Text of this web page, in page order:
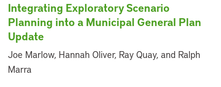
Integrating Exploratory Scenario
Planning into a Municipal General Plan
Update
Joe Marlow, Hannah Oliver, Ray Quay, and Ralph
Marra